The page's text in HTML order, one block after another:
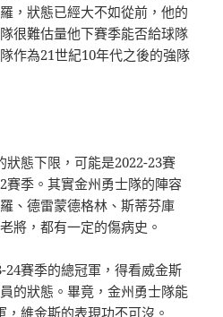
，狀態已經大不如從前，他的
很難估量他下賽季能否給球隊
作為21世紀10年代之後的強隊
狀態下限，可能是2022-23賽
賽季。其實金州勇士隊的陣容
、德雷蒙德格林、斯蒂芬庫
將，都有一定的傷病史。
24賽季的總冠軍，得看威金斯
的狀態。畢竟，金州勇士隊能
維金斯的表現功不可沒。